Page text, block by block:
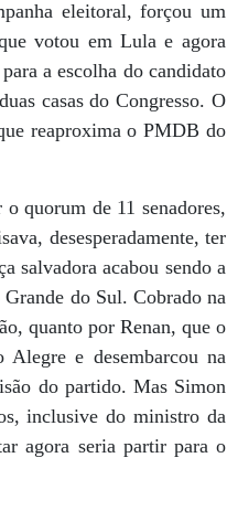
eleitoral, forçou um
votou em Lula e agora
a escolha do candidato
casas do Congresso. O
reaproxima o PMDB do
quorum de 11 senadores,
desesperadamente, ter
salvadora acabou sendo a
do Sul. Cobrado na
quanto por Renan, que o
e desembarcou na
do partido. Mas Simon
inclusive do ministro da
agora seria partir para o